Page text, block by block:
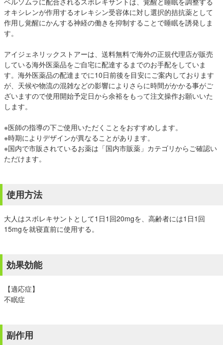
オキシレンが作用するオレキシン受容体に対し選択的拮抗薬として
作用し覚醒にかんする神経の働きを抑制することで睡眠を誘発しま
す。
アイジェネリックストアーは、送料無料で海外の正規代理店が販売
している海外医薬品をご自宅に配達するまでのお手配をしていま
す。海外医薬品の配達までに10日前後を目安にご案内しております
が、天候や物流の混雑などの影響によりさらに時間がかかる事がご
ざいますので使用開始予定日から余裕をもって注文操作お願いいた
します。
※医師の指導の下ご使用いただくことをおすすめします。
※時期によりデザインが異なることがあります。
※国内で市販されているお薬は「国内市販薬 」カテゴリからご確認い
ただけます。
使用方法
大人はスボレキサントとして1日1回20mgを、高齢者には1日1回
15mgを就寝直前に使用する。
効果効能
【適応症】
不眠症
副作用